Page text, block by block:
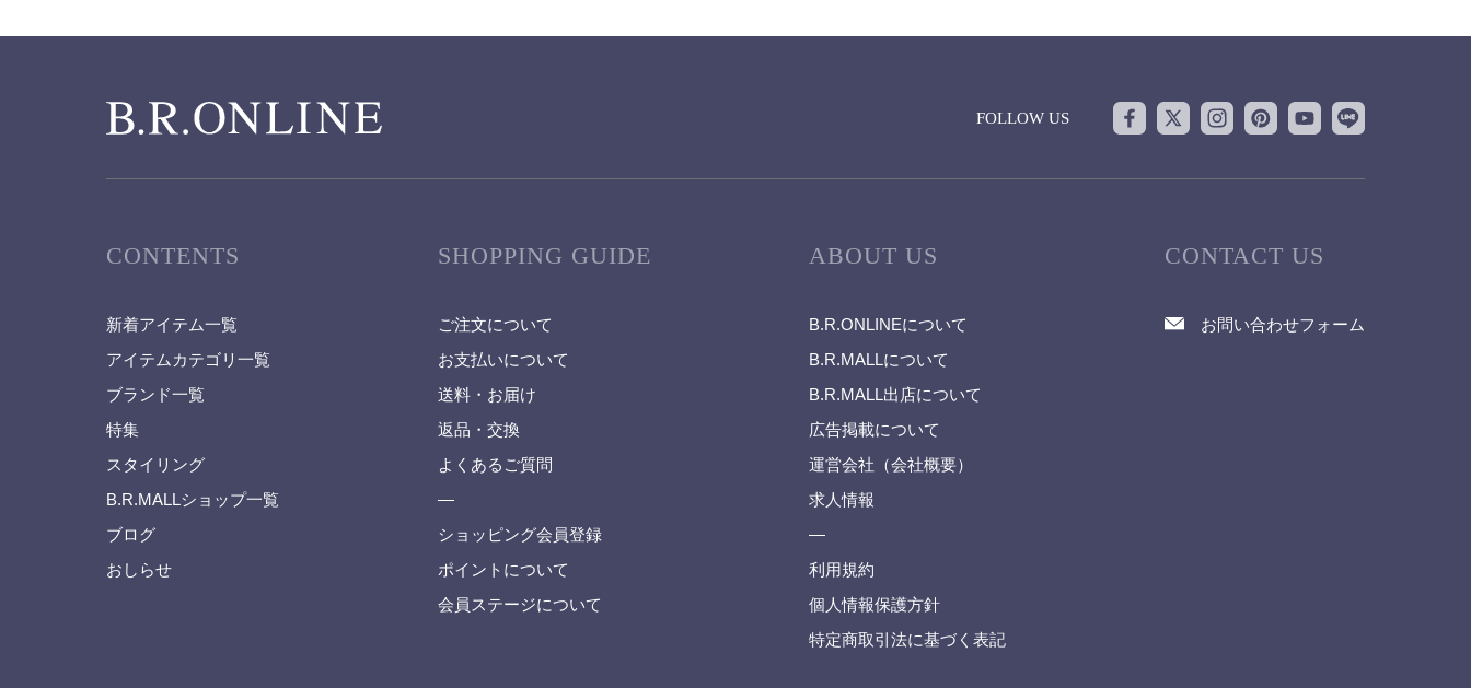
FOLLOW US
CONTENTS
新着アイテム一覧
アイテムカテゴリ一覧
ブランド一覧
特集
スタイリング
B.R.MALLショップ一覧
ブログ
おしらせ
SHOPPING GUIDE
ご注文について
お支払いについて
送料・お届け
返品・交換
よくあるご質問
—
ショッピング会員登録
ポイントについて
会員ステージについて
ABOUT US
B.R.ONLINEについて
B.R.MALLについて
B.R.MALL出店について
広告掲載について
運営会社（会社概要）
求人情報
—
利用規約
個人情報保護方針
特定商取引法に基づく表記
CONTACT US
お問い合わせフォーム